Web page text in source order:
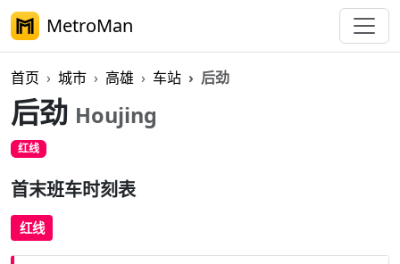
MetroMan
首页 城市 高雄 车站 后劲
后劲 Houjing
红线
首末班车时刻表
红线